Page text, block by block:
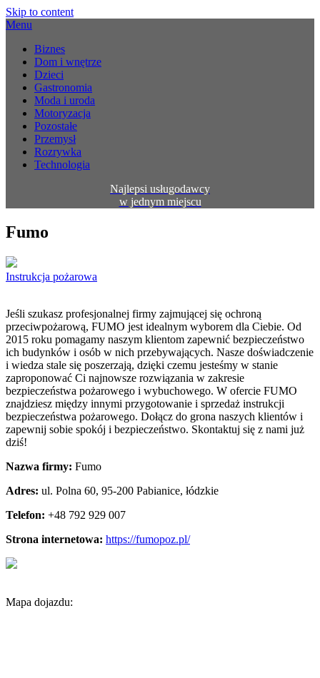
Skip to content
Menu
Biznes
Dom i wnętrze
Dzieci
Gastronomia
Moda i uroda
Motoryzacja
Pozostałe
Przemysł
Rozrywka
Technologia
Najlepsi usługodawcy
w jednym miejscu
Fumo
Instrukcja pożarowa
Jeśli szukasz profesjonalnej firmy zajmującej się ochroną
przeciwpożarową, FUMO jest idealnym wyborem dla Ciebie. Od
2015 roku pomagamy naszym klientom zapewnić bezpieczeństwo
ich budynków i osób w nich przebywających. Nasze doświadczenie
i wiedza stale się poszerzają, dzięki czemu jesteśmy w stanie
zaproponować Ci najnowsze rozwiązania w zakresie
bezpieczeństwa pożarowego i wybuchowego. W ofercie FUMO
znajdziesz między innymi przygotowanie i sprzedaż instrukcji
bezpieczeństwa pożarowego. Dołącz do grona naszych klientów i
zapewnij sobie spokój i bezpieczeństwo. Skontaktuj się z nami już
dziś!
Nazwa firmy: Fumo
Adres: ul. Polna 60, 95-200 Pabianice, łódzkie
Telefon: +48 792 929 007
Strona internetowa: https://fumopoz.pl/
Mapa dojazdu: